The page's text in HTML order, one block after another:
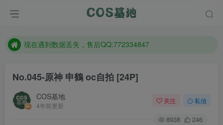
现在遇到数据丢失，售后QQ:772334847
防失联：百度搜索《趣画刊》，实时查看最新站点。
No.045-原神 申鶴 oc自拍 [24P]
COS基地
4年前更新
关注 私信
8938 246